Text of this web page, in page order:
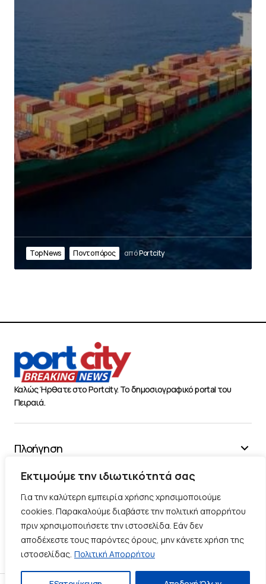
Εκτιμούμε την ιδιωτικότητά σας
Για την καλύτερη εμπειρία χρήσης χρησιμοποιούμε
cookies. Παρακαλούμε διαβάστε την πολιτική απορρήτου
πριν χρησιμοποιήσετε την ιστοσελίδα. Εάν δεν
αποδέχεστε τους παρόντες όρους, μην κάνετε χρήση της
ιστοσελίδας. Πολιτική Απορρήτου
Top News Ποντοπόρος απόPortcity
Καλώς Ήρθατε στο Portcity. Το δημοσιογραφικό portal του
Πειραιά.
Πλοήγηση
Χρήσιμα
Διάφορα
Ακολουθήστε μας